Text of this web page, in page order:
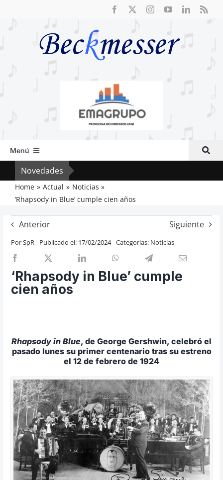
Menú
Inicio
Actual
Artículos
Crítica
Previos de ópera
Cosas de Beckmesser
Novedades
Home Actual
Noticias
‘Rhapsody in Blue’ cumple cien años
Anterior Siguiente
PorSpR Publicado el: 17/02/2024 Categorías: Noticias
‘Rhapsody in Blue’ cumple
cien años
Rhapsody in Blue, de George Gershwin, celebró el
pasado lunes su primer centenario tras su estreno
el 12 de febrero de 1924